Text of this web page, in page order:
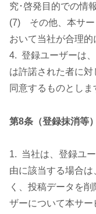
究･啓発目的での情
(7) その他、本サー
おいて当社が合理
4. 登録ユーザーは
は許諾された者に
同意するものとしま
第8条（登録抹消等）
1. 当社は、登録ユ
由に該当する場合
く、投稿データを
ザーについて本サ